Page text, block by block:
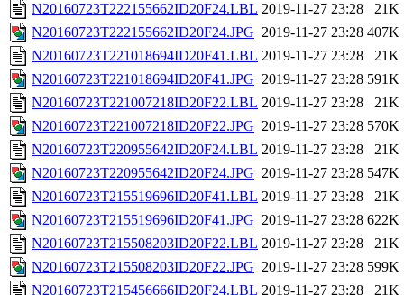
N20160723T222155662ID20F24.LBL 2019-11-27 23:28
21K
N20160723T222155662ID20F24.JPG 2019-11-27 23:28 407K
N20160723T221018694ID20F41.LBL 2019-11-27 23:28
21K
N20160723T221018694ID20F41.JPG 2019-11-27 23:28 591K
N20160723T221007218ID20F22.LBL 2019-11-27 23:28
21K
N20160723T221007218ID20F22.JPG 2019-11-27 23:28 570K
N20160723T220955642ID20F24.LBL 2019-11-27 23:28
21K
N20160723T220955642ID20F24.JPG 2019-11-27 23:28 547K
N20160723T215519696ID20F41.LBL 2019-11-27 23:28
21K
N20160723T215519696ID20F41.JPG 2019-11-27 23:28 622K
N20160723T215508203ID20F22.LBL 2019-11-27 23:28
21K
N20160723T215508203ID20F22.JPG 2019-11-27 23:28 599K
N20160723T215456666ID20F24.LBL 2019-11-27 23:28
21K